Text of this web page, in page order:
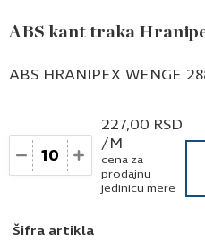
ABS kant traka
Šifra artikla
ABS HRANIPEX WENGE
Količina
227,00 RSD
/M
cena za
prodajnu
jedinicu mere